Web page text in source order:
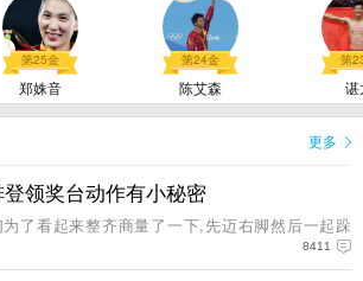
第25金
郑姝音
第24金
陈艾森
第
谌
更多
领奖台动作有小秘密
了看起来整齐商量了一下,先迈右脚然后一起跺
8411